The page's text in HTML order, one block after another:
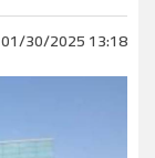
01/30/2025 13:18